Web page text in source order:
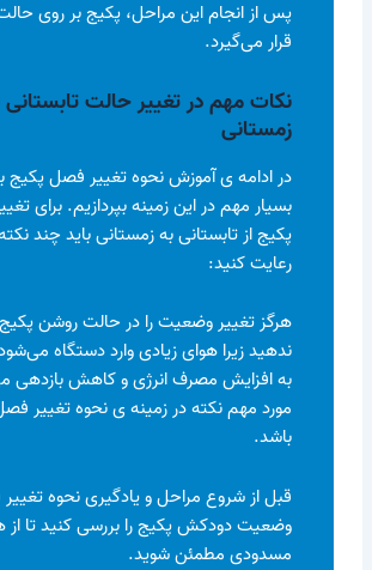
پس از انجام این مراحل، پکیج بر روی
قرار می‌گیرد.
نکات مهم در تغییر حالت تابستانی
زمستانی
در ادامه ی آموزش نحوه تغییر فصل پکیج
بسیار مهم در این زمینه بپردازیم. برای
پکیج از تابستانی به زمستانی باید چند
رعایت کنید:
هرگز تغییر وضعیت را در حالت روشن
ندهید زیرا هوای زیادی وارد دستگاه
به افزایش مصرف انرژی و کاهش بازدهی
مورد مهم نکته در زمینه ی نحوه تغییر
باشد.
قبل از شروع مراحل و یادگیری نحوه
وضعیت دودکش پکیج را بررسی کنید تا از
مسدودی مطمئن شوید.